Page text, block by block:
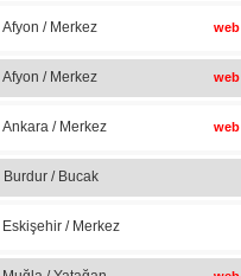
Afyon / Merkez web
Afyon / Merkez web
Ankara / Merkez web
Burdur / Bucak
Eskişehir / Merkez